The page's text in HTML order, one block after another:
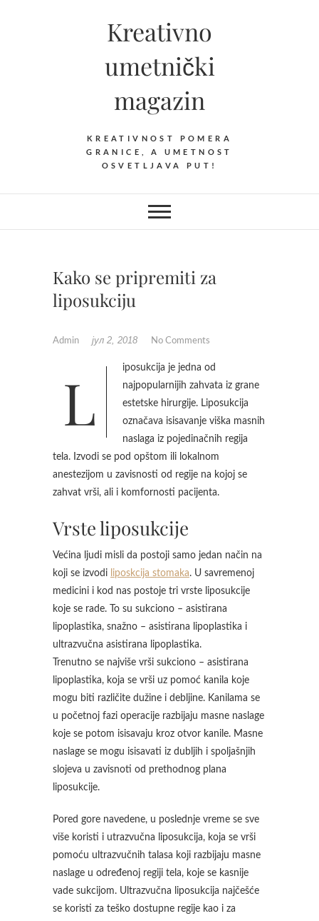
Kreativno
umetnički
magazin
KREATIVNOST POMERA
GRANICE, A UMETNOST
OSVETLJAVA PUT!
Kako se pripremiti za
liposukciju
Admin јул 2, 2018 No Comments
Liposukcija je jedna od
najpopularnijih zahvata iz grane
estetske hirurgije. Liposukcija
označava isisavanje viška masnih
naslaga iz pojedinačnih regija
tela. Izvodi se pod opštom ili lokalnom
anestezijom u zavisnosti od regije na kojoj se
zahvat vrši, ali i komfornosti pacijenta.
Vrste liposukcije
Većina ljudi misli da postoji samo jedan način na
koji se izvodi liposkcija stomaka. U savremenoj
medicini i kod nas postoje tri vrste liposukcije
koje se rade. To su sukciono – asistirana
lipoplastika, snažno – asistirana lipoplastika i
ultrazvučna asistirana lipoplastika.
Trenutno se najviše vrši sukciono – asistirana
lipoplastika, koja se vrši uz pomoć kanila koje
mogu biti različite dužine i debljine. Kanilama se
u početnoj fazi operacije razbijaju masne naslage
koje se potom isisavaju kroz otvor kanile. Masne
naslage se mogu isisavati iz dubljih i spoljašnjih
slojeva u zavisnoti od prethodnog plana
liposukcije.
Pored gore navedene, u poslednje vreme se sve
više koristi i utrazvučna liposukcija, koja se vrši
pomoću ultrazvučnih talasa koji razbijaju masne
naslage u određenoj regiji tela, koje se kasnije
vade sukcijom. Ultrazvučna liposukcija najčešće
se koristi za teško dostupne regije kao i za